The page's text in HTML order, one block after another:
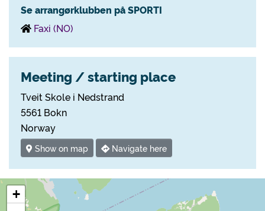
Se arrangørklubben på SPORTI
Faxi (NO)
Meeting / starting place
Tveit Skole i Nedstrand
5561 Bokn
Norway
Show on map Navigate here
+